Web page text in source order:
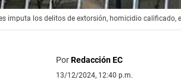
imputa los delitos de extorsión, homicidio
PorRedacción EC
13/12/2024, 12:40 p.m.